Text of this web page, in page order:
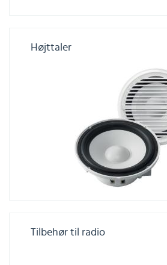
Højttaler
Tilbehør til radio